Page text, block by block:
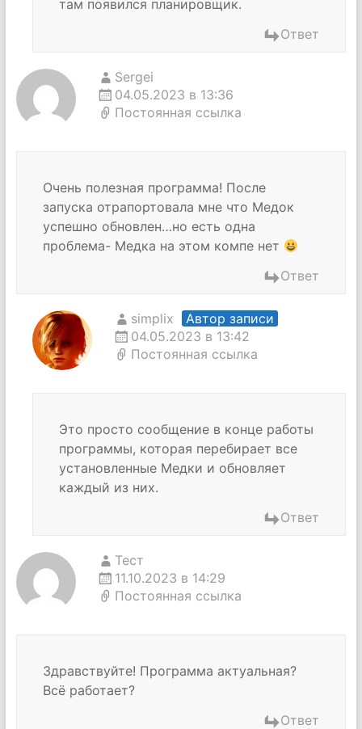
там появился планировщик.
Ответ
Sergei
04.05.2023 в 13:36
Постоянная ссылка
Очень полезная программа! После
запуска отрапортовала мне что Медок
успешно обновлен…но есть одна
проблема- Медка на этом компе нет
Ответ
simplix
Автор записи
04.05.2023 в 13:42
Постоянная ссылка
Это просто сообщение в конце работы
программы, которая перебирает все
установленные Медки и обновляет
каждый из них.
Ответ
Тест
11.10.2023 в 14:29
Постоянная ссылка
Здравствуйте! Программа актуальная?
Всё работает?
Ответ